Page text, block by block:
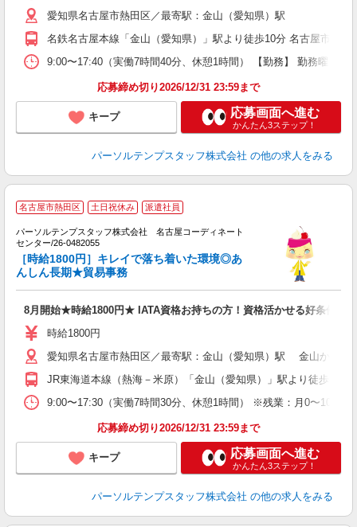
愛知県名古屋市熱田区／最寄駅：金山（愛知県）駅
名鉄名古屋本線「金山（愛知県）」駅より徒歩10分 名古屋市営
9:00〜17:40（実働7時間40分、休憩1時間） 【勤務】 勤務曜日
応募締め切り2026/12/31 23:59まで
キープ 応募画面へ進む
かんたん3ステップ！
パーソルテンプスタッフ株式会社 の他の求人をみる
名古屋市熱田区 土日祝休み 派遣社員
パーソルテンプスタッフ株式会社 名古屋コーディネート
センター/26-0482055
［時給1800円］キレイで落ち着いた環境◎あ
んしん長期★貿易事務
8月開始★時給1800円★ IATA資格お持ちの方！資格活かせる好条件の
時給1800円
愛知県名古屋市熱田区／最寄駅：金山（愛知県）駅 金山からア
JR東海道本線（熱海－米原）「金山（愛知県）」駅より徒歩8分
9:00〜17:30（実働7時間30分、休憩1時間） ※残業：月0〜10時
応募締め切り2026/12/31 23:59まで
キープ 応募画面へ進む
かんたん3ステップ！
パーソルテンプスタッフ株式会社 の他の求人をみる